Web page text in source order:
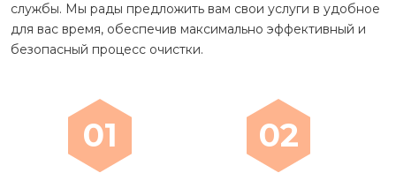
службы. Мы рады предложить вам свои услуги в удобное
для вас время, обеспечив максимально эффективный и
безопасный процесс очистки.
01 02